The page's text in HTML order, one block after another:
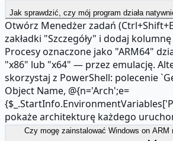
Jak sprawdzić, czy mój program działa
Otwórz Menedżer zadań
zakładki "Szczegóły" i dodaj
Procesy oznaczone jako "ARM64"
"x86" lub "x64" — przez emulację.
skorzystaj z PowerShell: polecenie
Object Name, @{n='Arch';e=
pokaże architekturę każdego
Czy mogę zainstalować Windows on ARM